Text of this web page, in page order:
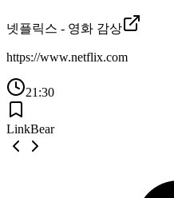
넷플릭스 - 영화 감상
https://www.netflix.com
21:30
LinkBear